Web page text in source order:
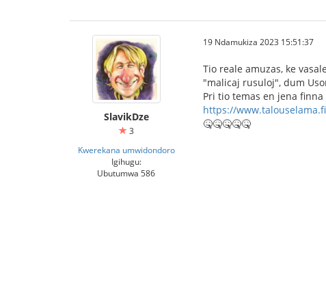
SlavikDze
3
Kwerekana umwidondoro
Igihugu:
Ubutumwa 586
19 Ndamukiza 2023 15:51:37
Tio reale amuzas, ke
"malicaj rusuloj", dum
Pri tio temas en jena
https://
🤒🤒🤒🤒🤒